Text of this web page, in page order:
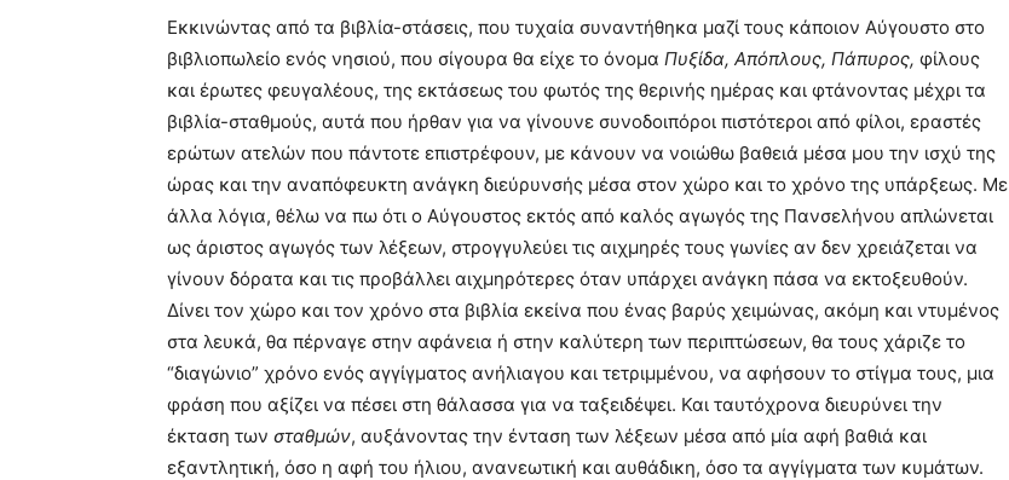
Εκκινώντας από τα βιβλία-στάσεις, που τυχαία συναντήθηκα μαζί τους κάποιον Αύγουστο στο
βιβλιοπωλείο ενός νησιού, που σίγουρα θα είχε το όνομα Πυξίδα, Απόπλους, Πάπυρος, φίλους
και έρωτες φευγαλέους, της εκτάσεως του φωτός της θερινής ημέρας και φτάνοντας μέχρι τα
βιβλία-σταθμούς, αυτά που ήρθαν για να γίνουνε συνοδοιπόροι πιστότεροι από φίλοι, εραστές
ερώτων ατελών που πάντοτε επιστρέφουν, με κάνουν να νοιώθω βαθειά μέσα μου την ισχύ της
ώρας και την αναπόφευκτη ανάγκη διεύρυνσής μέσα στον χώρο και το χρόνο της υπάρξεως. Με
άλλα λόγια, θέλω να πω ότι ο Αύγουστος εκτός από καλός αγωγός της Πανσελήνου απλώνεται
ως άριστος αγωγός των λέξεων, στρογγυλεύει τις αιχμηρές τους γωνίες αν δεν χρειάζεται να
γίνουν δόρατα και τις προβάλλει αιχμηρότερες όταν υπάρχει ανάγκη πάσα να εκτοξευθούν.
Δίνει τον χώρο και τον χρόνο στα βιβλία εκείνα που ένας βαρύς χειμώνας, ακόμη και ντυμένος
στα λευκά, θα πέρναγε στην αφάνεια ή στην καλύτερη των περιπτώσεων, θα τους χάριζε το
“διαγώνιο” χρόνο ενός αγγίγματος ανήλιαγου και τετριμμένου, να αφήσουν το στίγμα τους, μια
φράση που αξίζει να πέσει στη θάλασσα για να ταξειδέψει. Και ταυτόχρονα διευρύνει την
έκταση των σταθμών, αυξάνοντας την ένταση των λέξεων μέσα από μία αφή βαθιά και
εξαντλητική, όσο η αφή του ήλιου, ανανεωτική και αυθάδικη, όσο τα αγγίγματα των κυμάτων.